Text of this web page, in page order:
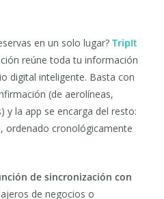
en un solo lugar? TripIt
reúne toda tu información
digital inteligente. Basta con
(de aerolíneas,
y la app se encarga del resto:
ordenado cronológicamente
de sincronización con
de negocios o